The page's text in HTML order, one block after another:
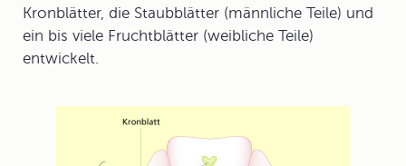
Kronblätter, die Staubblätter (männliche Teile) und
ein bis viele Fruchtblätter (weibliche Teile)
entwickelt.